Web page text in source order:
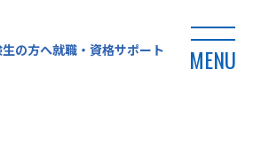
の方へ就職・資格サポート MENU